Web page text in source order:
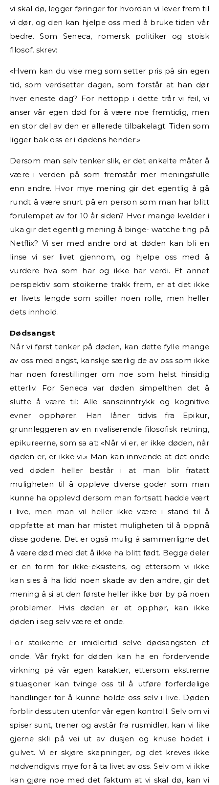
vi skal dø, legger føringer for hvordan vi lever frem til
vi dør, og den kan hjelpe oss med å bruke tiden vår
bedre. Som Seneca, romersk politiker og stoisk
filosof, skrev:
«Hvem kan du vise meg som setter pris på sin egen
tid, som verdsetter dagen, som forstår at han dør
hver eneste dag? For nettopp i dette trår vi feil, vi
anser vår egen død for å være noe fremtidig, men
en stor del av den er allerede tilbakelagt. Tiden som
ligger bak oss er i dødens hender.»
Dersom man selv tenker slik, er det enkelte måter å
være i verden på som fremstår mer meningsfulle
enn andre. Hvor mye mening gir det egentlig å gå
rundt å være snurt på en person som man har blitt
forulempet av for 10 år siden? Hvor mange kvelder i
uka gir det egentlig mening å binge- watche ting på
Netflix? Vi ser med andre ord at døden kan bli en
linse vi ser livet gjennom, og hjelpe oss med å
vurdere hva som har og ikke har verdi. Et annet
perspektiv som stoikerne trakk frem, er at det ikke
er livets lengde som spiller noen rolle, men heller
dets innhold.
Dødsangst
Når vi først tenker på døden, kan dette fylle mange
av oss med angst, kanskje særlig de av oss som ikke
har noen forestillinger om noe som helst hinsidig
etterliv. For Seneca var døden simpelthen det å
slutte å være til: Alle sanseinntrykk og kognitive
evner opphører. Han låner tidvis fra Epikur,
grunnleggeren av en rivaliserende filosofisk retning,
epikureerne, som sa at: «Nårvi er, er ikke døden, når
døden er, er ikke vi.» Man kan innvende at det onde
ved døden heller består i at man blir fratatt
muligheten til å oppleve diverse goder som man
kunne ha opplevd dersom man fortsatt hadde vært
i live, men man vil heller ikke være i stand til å
oppfatte at man har mistet muligheten til å oppnå
disse godene. Det er også mulig å sammenligne det
å være død med det å ikke ha blitt født. Begge deler
er en form for ikke-eksistens, og ettersom vi ikke
kan sies å ha lidd noen skade av den andre, gir det
mening å si at den første heller ikke bør by på noen
problemer. Hvis døden er et opphør, kan ikke
døden i seg selv være et onde.
For stoikerne er imidlertid selve dødsangsten et
onde. Vår frykt for døden kan ha en fordervende
virkning på vår egen karakter, ettersom ekstreme
situasjoner kan tvinge oss til å utføre forferdelige
handlinger for å kunne holde oss selv i live. Døden
forblir dessuten utenfor vår egen kontroll. Selv om vi
spiser sunt, trener og avstår fra rusmidler, kan vi like
gjerne skli på vei ut av dusjen og knuse hodet i
gulvet. Vi er skjøre skapninger, og det kreves ikke
nødvendigvis mye for å ta livet av oss. Selv om vi ikke
kan gjøre noe med det faktum at vi skal dø, kan vi